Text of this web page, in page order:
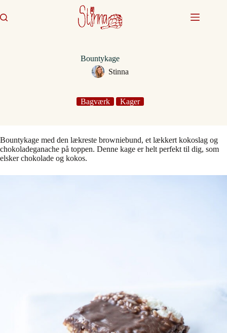
til
indhold
Bountykage
Stinna
Bagværk Kager
Bountykage med den lækreste browniebund, et lækkert kokoslag og
chokoladeganache på toppen. Denne kage er helt perfekt til dig, som
elsker chokolade og kokos.